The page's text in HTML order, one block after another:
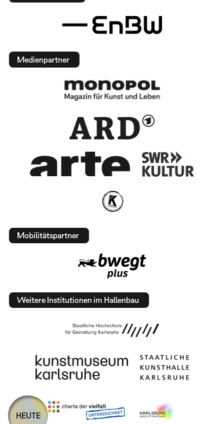
Medienpartner
Mobilitätspartner
Weitere Institutionen im Hallenbau
HEUTE